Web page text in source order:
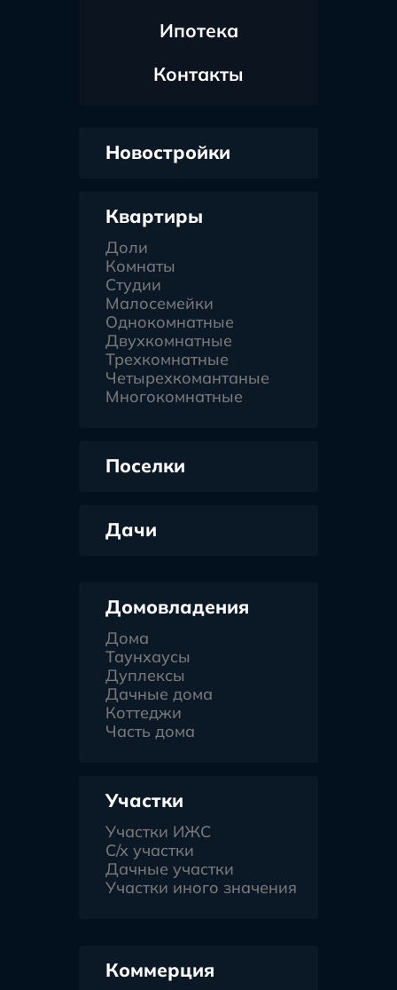
Ипотека
Контакты
Новостройки
Квартиры
Доли
Комнаты
Студии
Малосемейки
Однокомнатные
Двухкомнатные
Трехкомнатные
Четырехкомантаные
Многокомнатные
Поселки
Дачи
Домовладения
Дома
Таунхаусы
Дуплексы
Дачные дома
Коттеджи
Часть дома
Участки
Участки ИЖС
С/х участки
Дачные участки
Участки иного значения
Коммерция